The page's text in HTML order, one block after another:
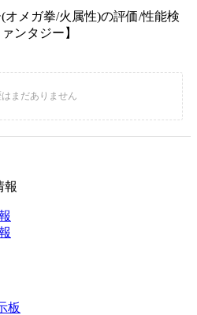
オメガ拳/火属性)の評価/性能検
ンタジー】
報
板